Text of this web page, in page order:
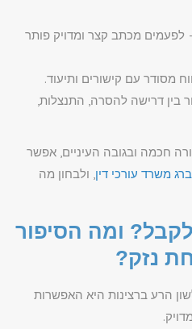
לפעמים מכתב קצר ומדויק פותר
מסודר עם קישורים ותיעוד.
בין דרישה להסרה, התנצלות,
חכמה ובגובה העיניים, אפשר
משרד עורכי דין, ולבחון מה
ומה הסיפור
נזק?
הרע ברצינות היא האפשרות